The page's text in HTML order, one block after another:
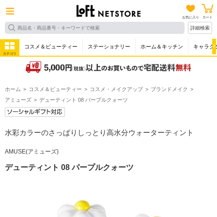
お気に入り カート
詳細検索
カテゴリ
コスメ＆ビューティー ステーショナリー ホーム＆キッチン キャラク
ホーム コスメ＆ビューティー コスメ・メイクアップ
ブランドメイク
アミューズ
デューティント 08 パープルクォーツ
水彩カラーのさっぱりしっとり高水分ウォーターティント
AMUSE(アミューズ)
デューティント 08 パープルクォーツ